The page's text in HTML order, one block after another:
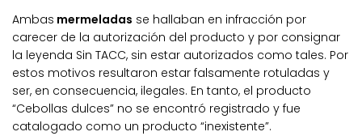
Ambas mermeladas se hallaban en infracción por
carecer de la autorización del producto y por consignar
la leyenda Sin TACC, sin estar autorizados como tales. Por
estos motivos resultaron estar falsamente rotuladas y
ser, en consecuencia, ilegales. En tanto, el producto
“Cebollas dulces” no se encontró registrado y fue
catalogado como un producto “inexistente”.